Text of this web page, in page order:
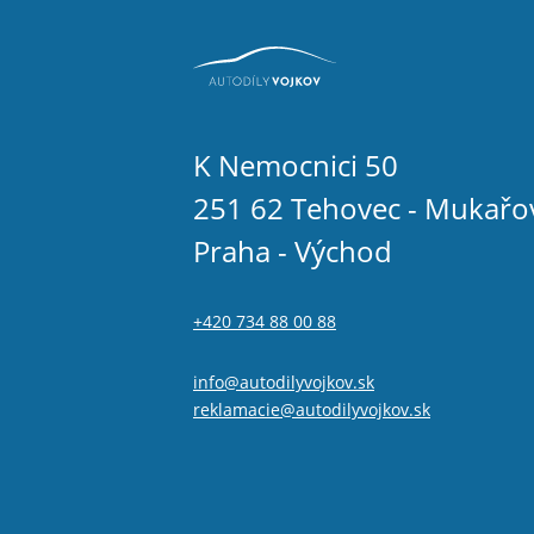
K Nemocnici 50
251 62 Tehovec -
Praha - Východ
+420 734 88 00 88
info@autodilyvojkov.sk
reklamacie@autodilyvojkov.sk